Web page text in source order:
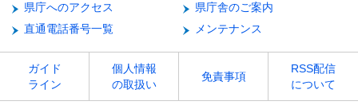
県庁へのアクセス
県庁舎のご案内
直通電話番号一覧
メンテナンス
ガイド
ライン
個人情報
の取扱い
免責事項
RSS配信
について